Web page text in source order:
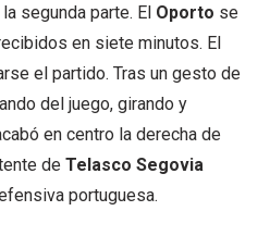
segunda parte. El Oporto se
en siete minutos. El
el partido. Tras un gesto de
del juego, girando y
en centro la derecha de
de Telasco Segovia
portuguesa.